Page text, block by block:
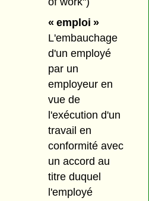
« emploi »
L'embauchage
d'un employé
par un
employeur en
vue de
l'exécution d'un
travail en
conformité avec
un accord au
titre duquel
l'employé